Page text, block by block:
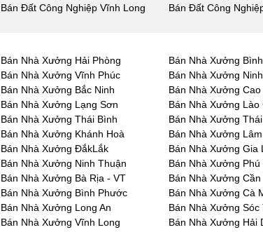
Bán Đất Công Nghiệp Vĩnh Long
Bán Đất Công
Bán Nhà Xưởng Hải Phòng
Bán Nhà Xưởng
Bán Nhà Xưởng Vĩnh Phúc
Bán Nhà Xưởng
Bán Nhà Xưởng Bắc Ninh
Bán Nhà Xưởng Cao
Bán Nhà Xưởng Lạng Sơn
Bán Nhà Xưởng Lào
Bán Nhà Xưởng Thái Bình
Bán Nhà Xưởng
Bán Nhà Xưởng Khánh Hoà
Bán Nhà Xưởng
Bán Nhà Xưởng ĐắkLắk
Bán Nhà Xưởng Gia
Bán Nhà Xưởng Ninh Thuận
Bán Nhà Xưởng Phú
Bán Nhà Xưởng Bà Rịa - VT
Bán Nhà Xưởng
Bán Nhà Xưởng Bình Phước
Bán Nhà Xưởng Cà
Bán Nhà Xưởng Long An
Bán Nhà Xưởng Sóc
Bán Nhà Xưởng Vĩnh Long
Bán Nhà Xưởng Hải